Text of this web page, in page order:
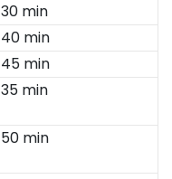
30 min
40 min
45 min
35 min
50 min